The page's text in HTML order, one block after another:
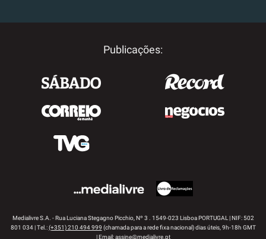
Publicações:
Medialivre S.A. - Rua Luciana Stegagno Picchio, Nº 3 . 1549-023 Lisboa PORTUGAL | NIF: 502
801 034 | Tel.:(+351) 210 494 999 (chamada para a rede fixa nacional) dias úteis, 9h-18h GMT
| Email:assine@medialivre.pt